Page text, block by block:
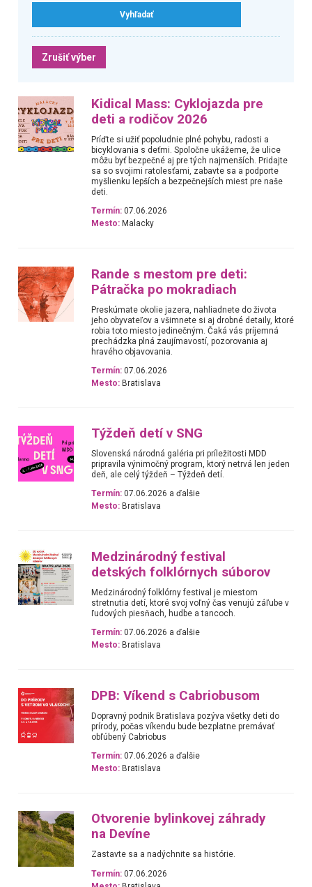
Zrušiť výber
Kidical Mass: Cyklojazda pre
deti a rodičov 2026
Príďte si užiť popoludnie plné pohybu, radosti a
bicyklovania s deťmi. Spoločne ukážeme, že ulice
môžu byť bezpečné aj pre tých najmenších. Pridajte
sa so svojimi ratolesťami, zabavte sa a podporte
myšlienku lepších a bezpečnejších miest pre naše
deti.
Termín: 07.06.2026
Mesto: Malacky
Rande s mestom pre deti:
Pátračka po mokradiach
Preskúmate okolie jazera, nahliadnete do života
jeho obyvateľov a všimnete si aj drobné detaily, ktoré
robia toto miesto jedinečným. Čaká vás príjemná
prechádzka plná zaujímavostí, pozorovania aj
hravého objavovania.
Termín: 07.06.2026
Mesto: Bratislava
Týždeň detí v SNG
Slovenská národná galéria pri príležitosti MDD
pripravila výnimočný program, ktorý netrvá len jeden
deň, ale celý týždeň – Týždeň detí.
Termín: 07.06.2026 a ďalšie
Mesto: Bratislava
Medzinárodný festival
detských folklórnych súborov
Medzinárodný folklórny festival je miestom
stretnutia detí, ktoré svoj voľný čas venujú záľube v
ľudových piesňach, hudbe a tancoch.
Termín: 07.06.2026 a ďalšie
Mesto: Bratislava
DPB: Víkend s Cabriobusom
Dopravný podnik Bratislava pozýva všetky deti do
prírody, počas víkendu bude bezplatne premávať
obľúbený Cabriobus
Termín: 07.06.2026 a ďalšie
Mesto: Bratislava
Otvorenie bylinkovej záhrady
na Devíne
Zastavte sa a nadýchnite sa histórie.
Termín: 07.06.2026